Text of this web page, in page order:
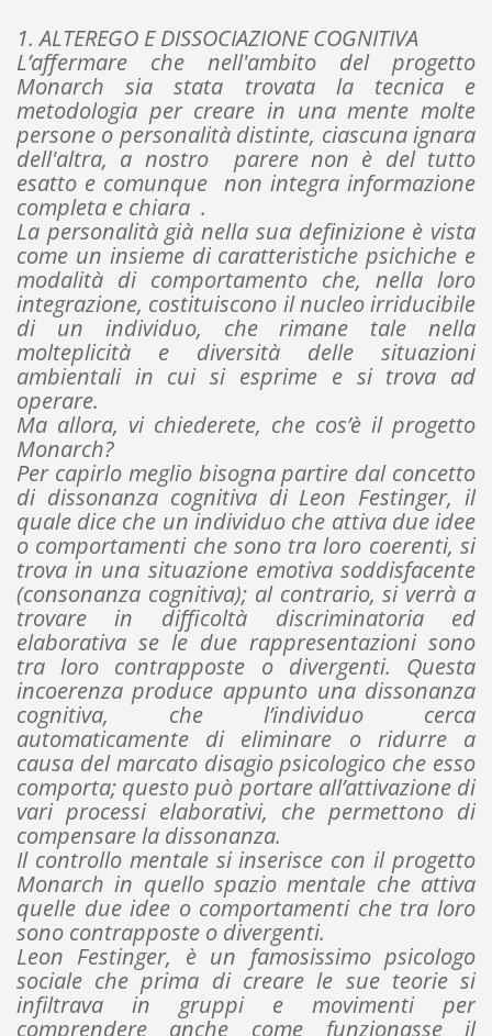
1. ALTEREGO E DISSOCIAZIONE COGNITIVA
L’affermare che nell'ambito del progetto
Monarch sia stata trovata la tecnica e
metodologia per creare in una mente molte
persone o personalità distinte, ciascuna ignara
dell'altra, a nostro parere non è del tutto
esatto e comunque non integra informazione
completa e chiara .
La personalità già nella sua definizione è vista
come un insieme di caratteristiche psichiche e
modalità di comportamento che, nella loro
integrazione, costituiscono il nucleo irriducibile
di un individuo, che rimane tale nella
molteplicità e diversità delle situazioni
ambientali in cui si esprime e si trova ad
operare.
Ma allora, vi chiederete, che cos’è il progetto
Monarch?
Per capirlo meglio bisogna partire dal concetto
di dissonanza cognitiva di Leon Festinger, il
quale dice che un individuo che attiva due idee
o comportamenti che sono tra loro coerenti, si
trova in una situazione emotiva soddisfacente
(consonanza cognitiva); al contrario, si verrà a
trovare in difficoltà discriminatoria ed
elaborativa se le due rappresentazioni sono
tra loro contrapposte o divergenti. Questa
incoerenza produce appunto una dissonanza
cognitiva, che l’individuo cerca
automaticamente di eliminare o ridurre a
causa del marcato disagio psicologico che esso
comporta; questo può portare all’attivazione di
vari processi elaborativi, che permettono di
compensare la dissonanza.
Il controllo mentale si inserisce con il progetto
Monarch in quello spazio mentale che attiva
quelle due idee o comportamenti che tra loro
sono contrapposte o divergenti.
Leon Festinger, è un famosissimo psicologo
sociale che prima di creare le sue teorie si
infiltrava in gruppi e movimenti per
comprendere anche come funzionasse il